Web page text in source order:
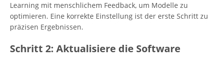
Learning mit menschlichem Feedback, um Modelle zu
optimieren. Eine korrekte Einstellung ist der erste Schritt zu
präzisen Ergebnissen.
Schritt 2: Aktualisiere die Software